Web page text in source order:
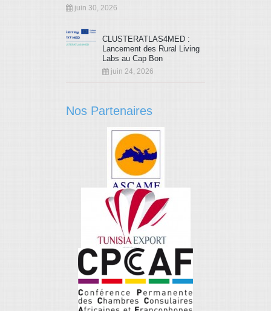
juin 30, 2026
CLUSTERATLAS4MED :
Lancement des Rural Living
Labs au Cap Bon
juin 24, 2026
Nos Partenaires